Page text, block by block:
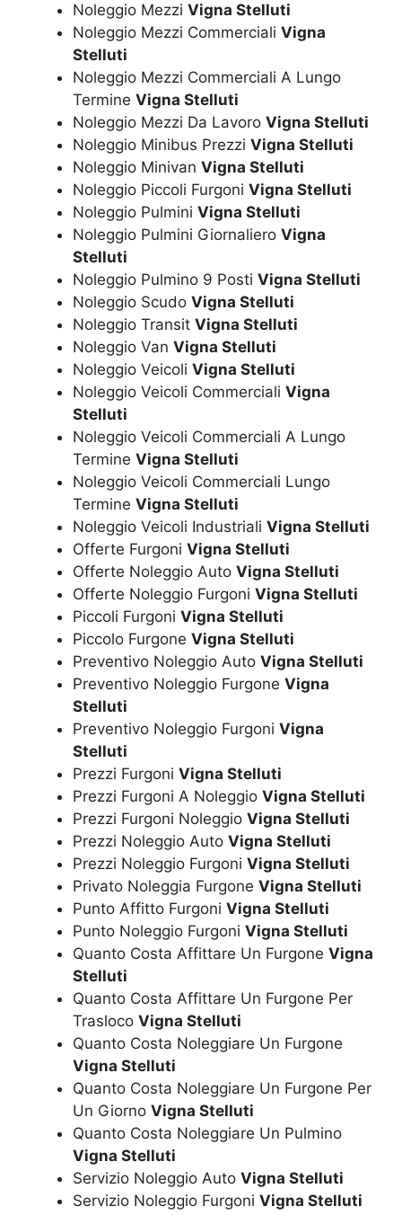
Noleggio Mezzi Vigna Stelluti
Noleggio Mezzi Commerciali Vigna
Stelluti
Noleggio Mezzi Commerciali A Lungo
Termine Vigna Stelluti
Noleggio Mezzi Da Lavoro Vigna Stelluti
Noleggio Minibus Prezzi Vigna Stelluti
Noleggio Minivan Vigna Stelluti
Noleggio Piccoli Furgoni Vigna Stelluti
Noleggio Pulmini Vigna Stelluti
Noleggio Pulmini Giornaliero Vigna
Stelluti
Noleggio Pulmino 9 Posti Vigna Stelluti
Noleggio Scudo Vigna Stelluti
Noleggio Transit Vigna Stelluti
Noleggio Van Vigna Stelluti
Noleggio Veicoli Vigna Stelluti
Noleggio Veicoli Commerciali Vigna
Stelluti
Noleggio Veicoli Commerciali A Lungo
Termine Vigna Stelluti
Noleggio Veicoli Commerciali Lungo
Termine Vigna Stelluti
Noleggio Veicoli Industriali Vigna Stelluti
Offerte Furgoni Vigna Stelluti
Offerte Noleggio Auto Vigna Stelluti
Offerte Noleggio Furgoni Vigna Stelluti
Piccoli Furgoni Vigna Stelluti
Piccolo Furgone Vigna Stelluti
Preventivo Noleggio Auto Vigna Stelluti
Preventivo Noleggio Furgone Vigna
Stelluti
Preventivo Noleggio Furgoni Vigna
Stelluti
Prezzi Furgoni Vigna Stelluti
Prezzi Furgoni A Noleggio Vigna Stelluti
Prezzi Furgoni Noleggio Vigna Stelluti
Prezzi Noleggio Auto Vigna Stelluti
Prezzi Noleggio Furgoni Vigna Stelluti
Privato Noleggia Furgone Vigna Stelluti
Punto Affitto Furgoni Vigna Stelluti
Punto Noleggio Furgoni Vigna Stelluti
Quanto Costa Affittare Un Furgone Vigna
Stelluti
Quanto Costa Affittare Un Furgone Per
Trasloco Vigna Stelluti
Quanto Costa Noleggiare Un Furgone
Vigna Stelluti
Quanto Costa Noleggiare Un Furgone Per
Un Giorno Vigna Stelluti
Quanto Costa Noleggiare Un Pulmino
Vigna Stelluti
Servizio Noleggio Auto Vigna Stelluti
Servizio Noleggio Furgoni Vigna Stelluti